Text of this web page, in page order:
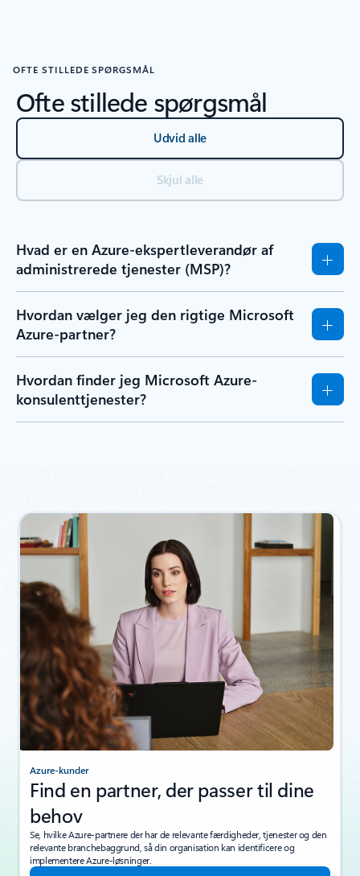
OFTE STILLEDE SPØRGSMÅL
Ofte stillede spørgsmål
Udvid alle
Skjul alle
Hvad er en Azure-ekspertleverandør af
administrerede tjenester (MSP)?
Hvordan vælger jeg den rigtige Microsoft
Azure-partner?
Hvordan finder jeg Microsoft Azure-
konsulenttjenester?
Azure-kunder
Find en partner, der passer til dine
behov
Se, hvilke Azure-partnere der har de relevante færdigheder, tjenester og den
relevante branchebaggrund, så din organisation kan identificere og
implementere Azure-løsninger.